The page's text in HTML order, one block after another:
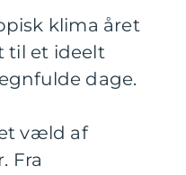
klima året
til et ideelt
dage.
væld af
Fra